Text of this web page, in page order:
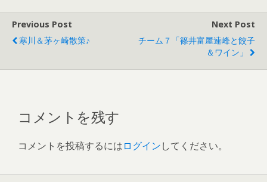
Previous Post
寒川＆茅ヶ崎散策♪
Next Post
チーム７「篠井富屋連峰と餃子
＆ワイン」
コメントを残す
コメントを投稿するにはログインしてください。